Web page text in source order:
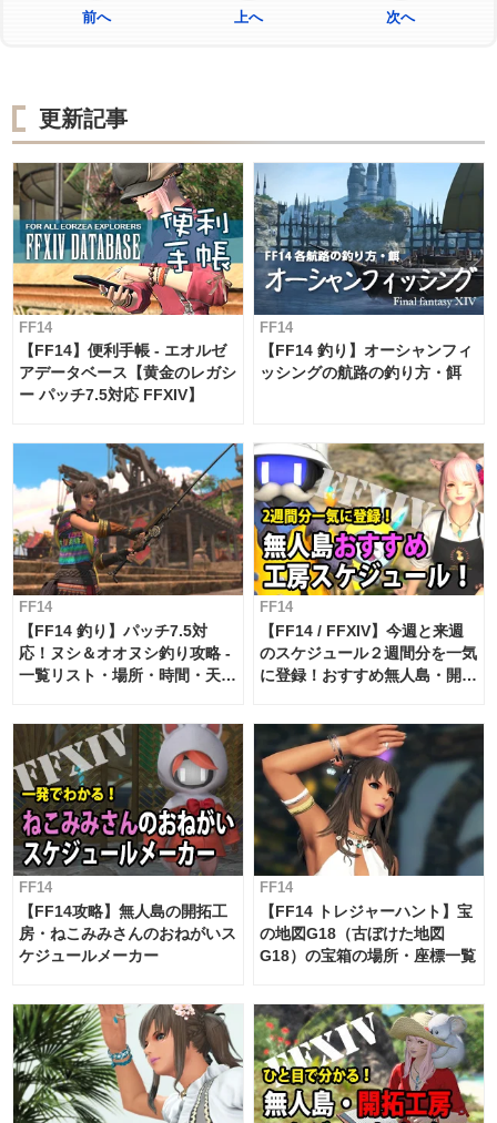
前へ 上へ 次へ
更新記事
FF14
【FF14】便利手帳 - エオルゼ
アデータベース【黄金のレガシ
ー パッチ7.5対応 FFXIV】
FF14
【FF14 釣り】オーシャンフィ
ッシングの航路の釣り方・餌
FF14
【FF14 釣り】パッチ7.5対
応！ヌシ＆オオヌシ釣り攻略 -
一覧リスト・場所・時間・天
FF14
【FF14 / FFXIV】今週と来週
のスケジュール２週間分を一気
に登録！おすすめ無人島・開拓
FF14
【FF14攻略】無人島の開拓工
房・ねこみみさんのおねがいス
ケジュールメーカー
FF14
【FF14 トレジャーハント】宝
の地図G18（古ぼけた地図
G18）の宝箱の場所・座標一覧